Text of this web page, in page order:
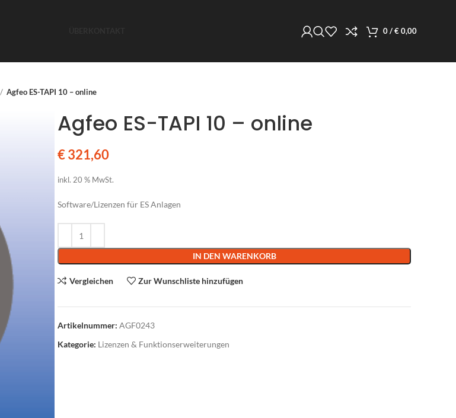
0/€0,00
Agfeo ES-TAPI 10 – online
Agfeo ES-TAPI 10 – online
€321,60
inkl. 20 % MwSt.
Software/Lizenzen für ES Anlagen
IN DEN WARENKORB
Vergleichen Zur Wunschliste hinzufügen
Artikelnummer: AGF0243
Kategorie: Lizenzen & Funktionserweiterungen